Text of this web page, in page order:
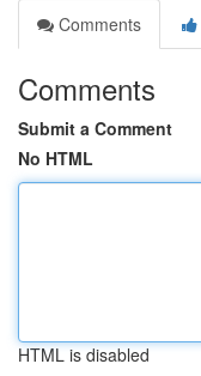
Comments
Comments
Submit a Comment
No HTML
HTML is disabled